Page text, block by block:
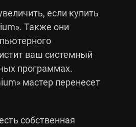
если купить
Также они
ваш системный
программах.
мастер перенесет
собственная